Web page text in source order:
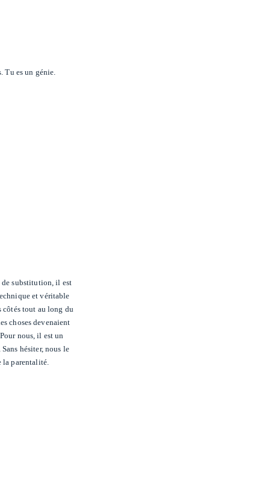
Tu es un génie.
de substitution, il est
et véritable
côtés tout au long du
choses devenaient
nous, il est un
hésiter, nous le
la parentalité.